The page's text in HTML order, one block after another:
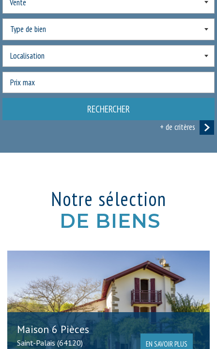
Vente
Critères supplémentaires
Piscine Parking Terrasse
RECHERCHER
+ de critères
Notre sélection
DE BIENS
Maison 6 Pièces
Saint-Palais (64120) EN SAVOIR PLUS